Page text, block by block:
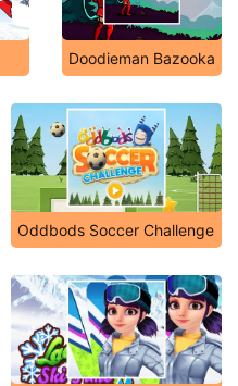
Doodieman Bazooka
Oddbods Soccer Challenge